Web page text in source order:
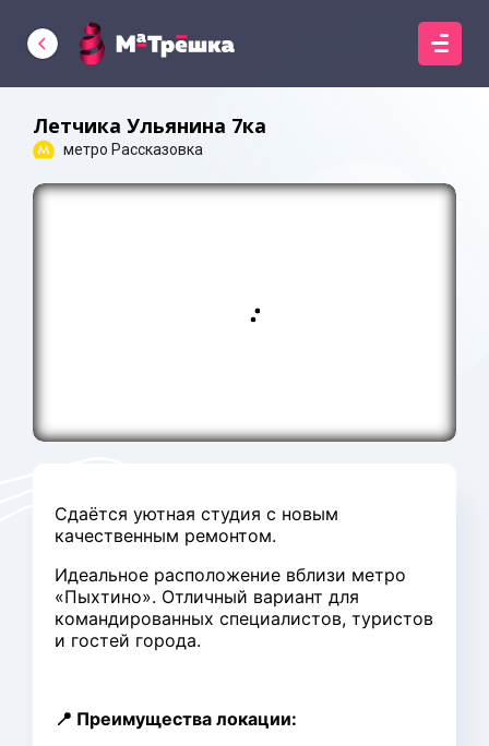
Летчика Ульянина 7ка
метро Рассказовка
Сдаётся уютная студия с новым
качественным ремонтом.
Идеальное расположение вблизи метро
«Пыхтино». Отличный вариант для
командированных специалистов, туристов
и гостей города.
📍 Преимущества локации: